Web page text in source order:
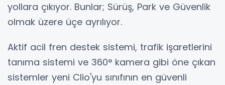
yollara çıkıyor. Bunlar; Sürüş, Park ve Güvenlik
olmak üzere üçe ayrılıyor.
Aktif acil fren destek sistemi, trafik işaretlerini
tanıma sistemi ve 360° kamera gibi öne çıkan
sistemler yeni Clio'yu sınıfının en güvenli